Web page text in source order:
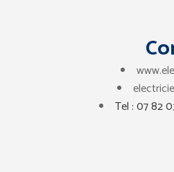
Tel : 07 82